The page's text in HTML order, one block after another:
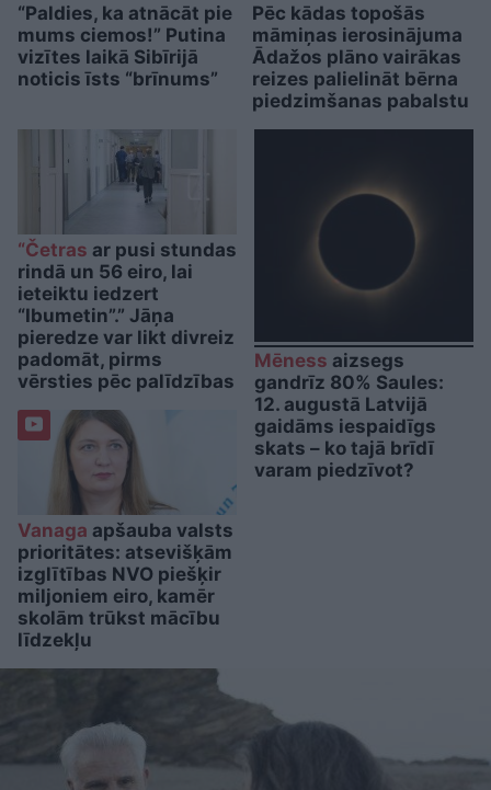
“Paldies, ka atnācāt pie
mums ciemos!” Putina
vizītes laikā Sibīrijā
noticis īsts “brīnums”
Pēc kādas topošās
māmiņas ierosinājuma
Ādažos plāno vairākas
reizes palielināt bērna
piedzimšanas pabalstu
“Četras ar pusi stundas
rindā un 56 eiro, lai
ieteiktu iedzert
“Ibumetin”.” Jāņa
pieredze var likt divreiz
padomāt, pirms
vērsties pēc palīdzības
Vanaga apšauba valsts
prioritātes: atsevišķām
izglītības NVO piešķir
miljoniem eiro, kamēr
skolām trūkst mācību
līdzekļu
Mēness aizsegs
gandrīz 80% Saules:
12. augustā Latvijā
gaidāms iespaidīgs
skats – ko tajā brīdī
varam piedzīvot?